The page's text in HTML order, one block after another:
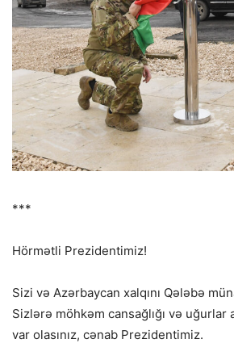
***
Hörmətli Prezidentimiz!
Sizi və Azərbaycan xalqını Qələbə
Sizlərə möhkəm cansağlığı və uğurlar
var olasınız, cənab Prezidentimiz.